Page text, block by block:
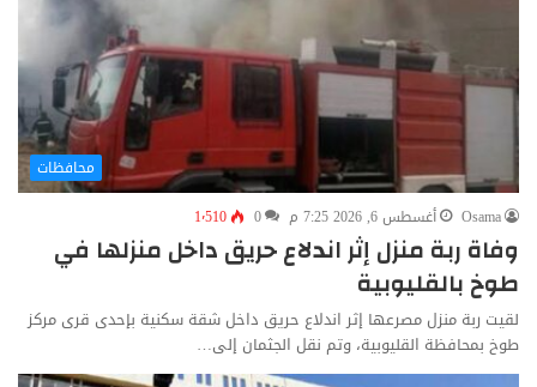
محافظات
Osama
أغسطس 6, 2026 7:25 م 0 1٬510
وفاة ربة منزل إثر اندلاع حريق داخل منزلها في
طوخ بالقليوبية
لقيت ربة منزل مصرعها إثر اندلاع حريق داخل شقة سكنية بإحدى قرى مركز
طوخ بمحافظة القليوبية، وتم نقل الجثمان إلى…